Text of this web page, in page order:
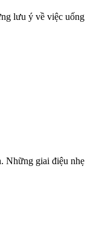
lưu ý về việc uống
Những giai điệu nhẹ